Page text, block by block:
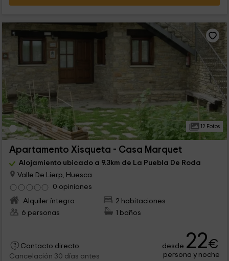
12 Fotos
Apartamento Xisqueta - Casa Marquet
Alojamiento ubicado a 9.3km de La Puebla De Roda
Valle De Lierp, Huesca
0 opiniones
Alquiler íntegro
2 habitaciones
6 personas
1 baños
Contacto directo
Cancelación 30 días antes
desde 22€
persona y noche